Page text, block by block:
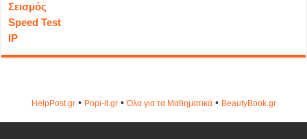
Σεισμός
Speed Test
IP
HelpPost.gr• Popi-it.gr•Όλα για τα Μαθηματικά• ΒeautyΒook.gr